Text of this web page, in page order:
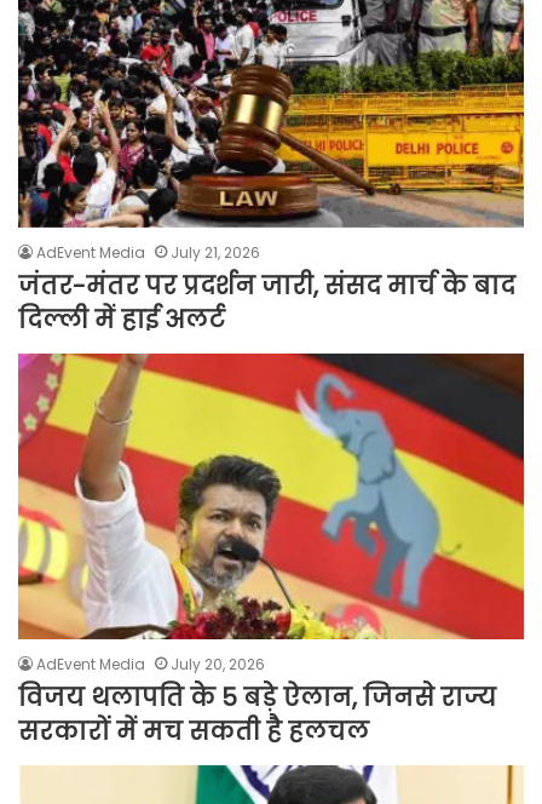
AdEvent Media July 21, 2026
जंतर-मंतर पर प्रदर्शन जारी, संसद मार्च के बाद
दिल्ली में हाई अलर्ट
AdEvent Media July 20, 2026
विजय थलापति के 5 बड़े ऐलान, जिनसे राज्य
सरकारों में मच सकती है हलचल